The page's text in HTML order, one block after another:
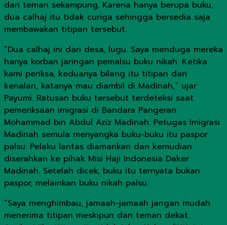
dari teman sekampung. Karena hanya berupa buku,
dua calhaj itu tidak curiga sehingga bersedia saja
membawakan titipan tersebut.
“Dua calhaj ini dari desa, lugu. Saya menduga mereka
hanya korban jaringan pemalsu buku nikah. Ketika
kami periksa, keduanya bilang itu titipan dari
kenalan, katanya mau diambil di Madinah,” ujar
Payumi. Ratusan buku tersebut terdeteksi saat
pemeriksaan imigrasi di Bandara Pangeran
Mohammad bin Abdul Aziz Madinah. Petugas Imigrasi
Madinah semula menyangka buku-buku itu paspor
palsu. Pelaku lantas diamankan dan kemudian
diserahkan ke pihak Misi Haji Indonesia Daker
Madinah. Setelah dicek, buku itu ternyata bukan
paspor, melainkan buku nikah palsu.
“Saya menghimbau, jamaah-jamaah jangan mudah
menerima titipan meskipun dari teman dekat.